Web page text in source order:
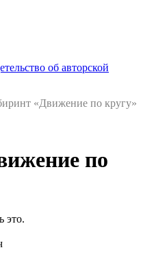
об авторской
«Движение по кругу»
по
это.